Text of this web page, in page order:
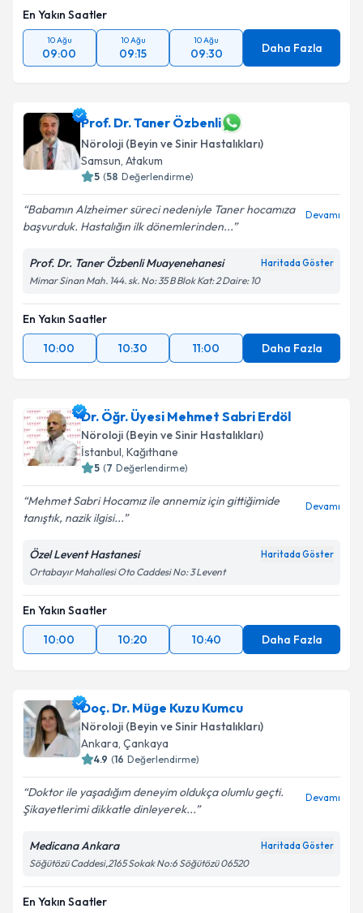
En Yakın Saatler
10 Ağu
09:00
10 Ağu
09:15
10 Ağu
09:30 Daha Fazla
Prof. Dr. Taner Özbenli
Nöroloji (Beyin ve Sinir Hastalıkları)
Samsun, Atakum
5 (58 Değerlendirme)
Babamın Alzheimer süreci nedeniyle Taner hocamıza
başvurduk. Hastalığın ilk dönemlerinden...
Devamı
Prof. Dr. Taner Özbenli Muayenehanesi Haritada Göster
Mimar Sinan Mah. 144. sk. No: 35 B Blok Kat: 2 Daire: 10
En Yakın Saatler
10:00
10:30 11:00 Daha Fazla
Dr. Öğr. Üyesi Mehmet Sabri Erdöl
Nöroloji (Beyin ve Sinir Hastalıkları)
İstanbul, Kağıthane
5 (7 Değerlendirme)
Mehmet Sabri Hocamız ile annemiz için gittiğimide
tanıştık, nazik ilgisi...
Devamı
Özel Levent Hastanesi Haritada Göster
Ortabayır Mahallesi Oto Caddesi No: 3 Levent
En Yakın Saatler
10:00
10:20 10:40 Daha Fazla
Doç. Dr. Müge Kuzu Kumcu
Nöroloji (Beyin ve Sinir Hastalıkları)
Ankara, Çankaya
4.9 (16 Değerlendirme)
Doktor ile yaşadığım deneyim oldukça olumlu geçti.
Şikayetlerimi dikkatle dinleyerek...
Devamı
Medicana Ankara Haritada Göster
Söğütözü Caddesi,2165 Sokak No:6 Söğütözü 06520
En Yakın Saatler